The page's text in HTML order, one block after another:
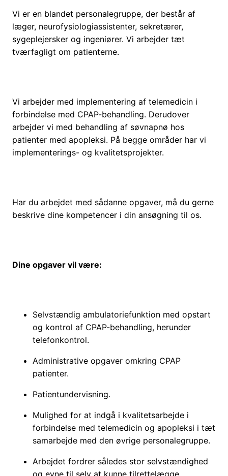
Vi er en blandet personalegruppe, der består af
læger, neurofysiologiassistenter, sekretærer,
sygeplejersker og ingeniører. Vi arbejder tæt
tværfagligt om patienterne.
Vi arbejder med implementering af telemedicin i
forbindelse med CPAP-behandling. Derudover
arbejder vi med behandling af søvnapnø hos
patienter med apopleksi. På begge områder har vi
implementerings- og kvalitetsprojekter.
Har du arbejdet med sådanne opgaver, må du gerne
beskrive dine kompetencer i din ansøgning til os.
Dine opgaver vil være:
Selvstændig ambulatoriefunktion med opstart
og kontrol af CPAP-behandling, herunder
telefonkontrol.
Administrative opgaver omkring CPAP
patienter.
Patientundervisning.
Mulighed for at indgå i kvalitetsarbejde i
forbindelse med telemedicin og apopleksi i tæt
samarbejde med den øvrige personalegruppe.
Arbejdet fordrer således stor selvstændighed